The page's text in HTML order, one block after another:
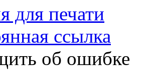
для печати
ссылка
об ошибке